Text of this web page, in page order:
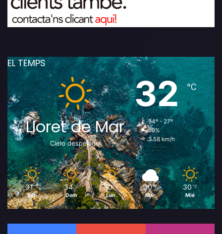
EL TEMPS
Lloret de Mar
Cielo despejado
32℃
34º - 27º
50%
3.58 km/h
31 ℃
Sáb
34 ℃
Dom
30 ℃
Lun
30 ℃
Mar
30 ℃
Mié